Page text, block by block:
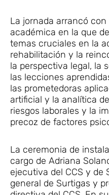
La jornada arrancó
académica en la que
temas cruciales en la
rehabilitación y la
la perspectiva legal, la
las lecciones
las prometedoras
artificial y la analítica
riesgos laborales y la
precoz de factores
La ceremonia de
cargo de Adriana
ejecutiva del CCS y de
general de Surtigas y